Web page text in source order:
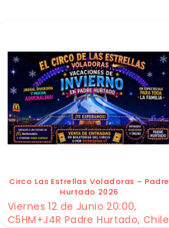
Circo Las Estrellas Voladoras - Padre
Hurtado 2026
Viernes 12 de Junio 20:00,
C5HM+J4R Padre Hurtado, Chile